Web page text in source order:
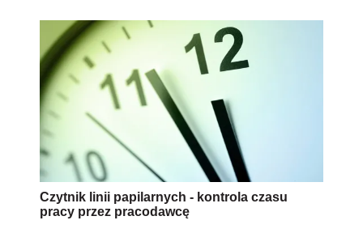
Czytnik linii papilarnych - kontrola czasu
pracy przez pracodawcę